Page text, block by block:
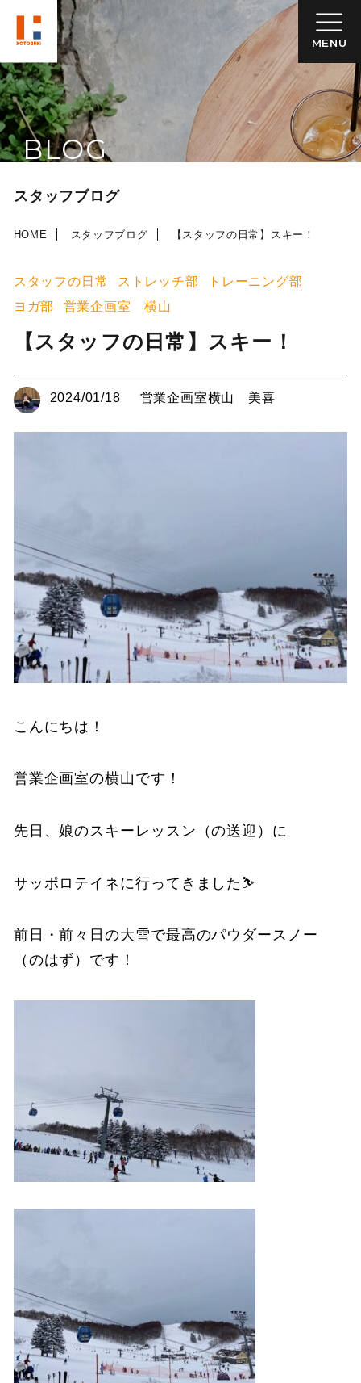
MENU
BLOG
スタッフブログ
HOME スタッフブログ 【スタッフの日常】スキー！
スタッフの日常 ストレッチ部
トレーニング部
ヨガ部
営業企画室 横山
【スタッフの日常】スキー！
2024/01/18 営業企画室横山 美喜
こんにちは！
営業企画室の横山です！
先日、娘のスキーレッスン（の送迎）に
サッポロテイネに行ってきました⛷
前日・前々日の大雪で最高のパウダースノー
（のはず）です！